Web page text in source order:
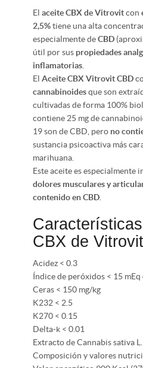
El aceite CBX de Vitrovitcon
2,5%tiene una alta
especialmente deCBD
útil por sus propiedades
inflamatorias
El Aceite CBX Vitrovit CBD
cannabinoidesque son
cultivadas de forma 100%
contiene 25 mg de
19 son de CBD, pero no
sustancia psicoactiva más
marihuana.
Este aceite es especialmente
dolores musculares y
contenido en CBD
CBX de Vitrovit
Acidez < 0.3
Índice de peróxidos < 15 mEq
Ceras < 150 mg/kg
K232 < 2.5
K270 < 0.15
Delta-k < 0.01
Extracto deCannabis sativa L.
Composición y valores